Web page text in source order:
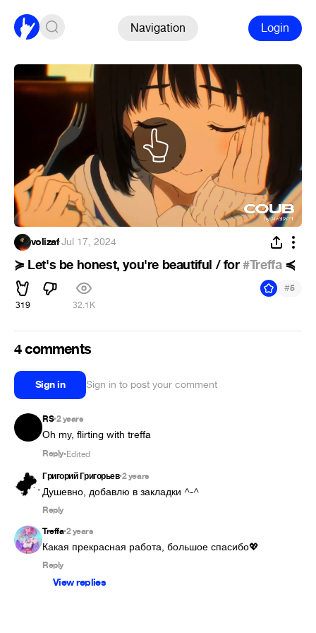
Navigation Login
volizaf·Jul 17, 2024
≽ Let's be honest, you're beautiful / for#Treffa≼
319 32.1K
#5
4 comments
Sign in Sign in to post your comment
RS•2 years
Oh my, flirting with treffa
Reply•Edited
Григорий Григорьев•2 years
Душевно, добавлю в закладки ^-^
Reply
Treffa•2 years
Какая прекрасная работа, большое спасибо💖
Reply
View replies